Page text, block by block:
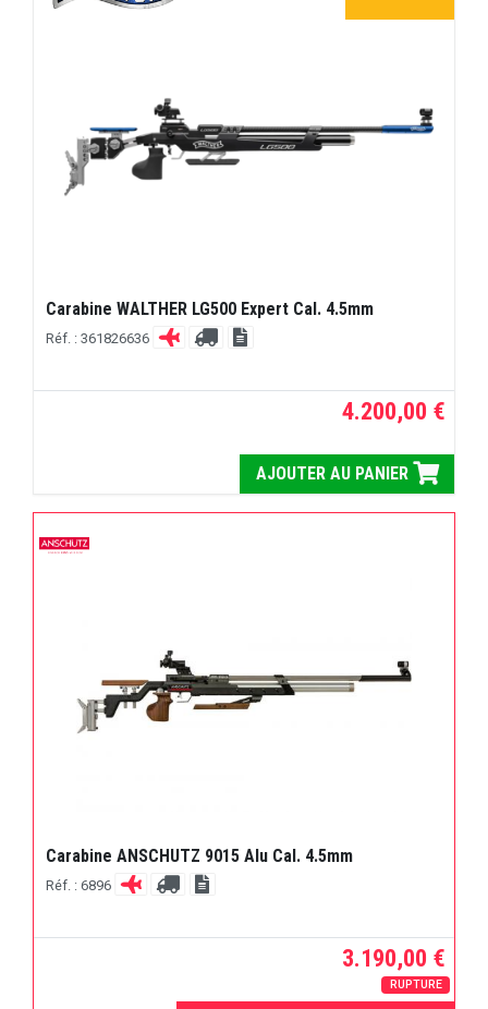
Carabine WALTHER LG500 Expert Cal. 4.5mm
Réf. : 361826636
4.200,00 €
AJOUTER AU PANIER
Carabine ANSCHUTZ 9015 Alu Cal. 4.5mm
Réf. : 6896
3.190,00 €
RUPTURE